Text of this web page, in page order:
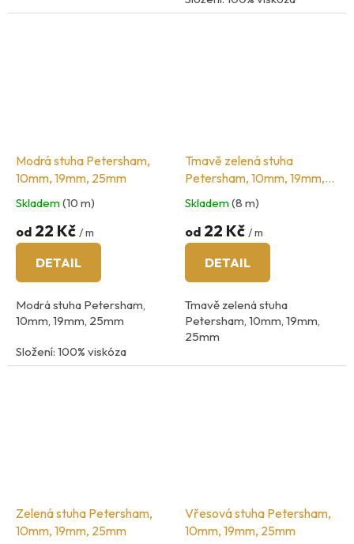
Složení: 100% viskóza
Modrá stuha Petersham,
10mm, 19mm, 25mm
Skladem(10 m)
od 22 Kč / m
DETAIL
Modrá stuha Petersham,
10mm, 19mm, 25mm
Složení: 100% viskóza
Tmavě zelená stuha
Petersham, 10mm, 19mm,
Skladem(8 m)
od 22 Kč / m
DETAIL
Tmavě zelená stuha
Petersham, 10mm, 19mm,
25mm
Složení: 100% viskóza
Zelená stuha Petersham,
10mm, 19mm, 25mm
Vřesová stuha Petersham,
10mm, 19mm, 25mm